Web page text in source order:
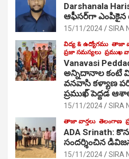
Darshanala
ఆఫీసర్‌గా ఎంపికైన
15/11/2024 SIRA
విద్య & ఉద్యోగము తాజా
ప్రజా సమస్యలు ప్రముఖ
Vanavasi
అన్నిదానాల కంటే
వనవాసి కళ్యాణ
ప్రముఖ్ పెద్దడ
15/11/2024 SIRA
తాజా వార్తలు తెలంగాణ
ADA Srinath:
సంద‌ర్శించిన
15/11/2024 SIRA